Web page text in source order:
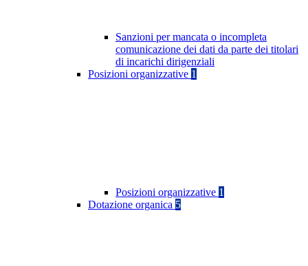
Sanzioni per mancata o incompleta
comunicazione dei dati da parte dei titolari
di incarichi dirigenziali
Posizioni organizzative 1
Posizioni organizzative 1
Dotazione organica 5